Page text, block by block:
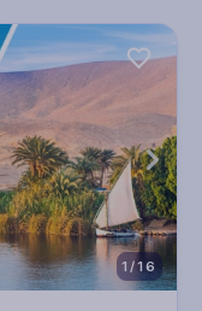
1/16